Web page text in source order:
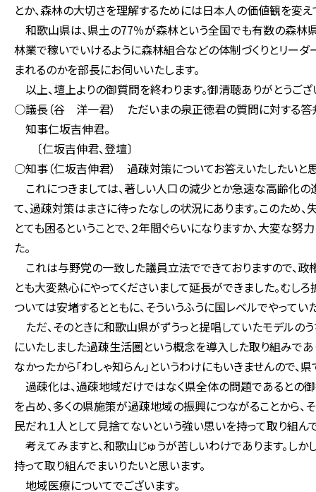
とか、森林の大切さを理解するためには日本人の価値観を変
和歌山県は、県土の77％が森林という全国でも有数の森林
林業で稼いでいけるように森林組合などの体制づくりとリー
まれるのかを部長にお伺いいたします。
以上、壇上よりの御質問を終わります。御清聴ありがとうござ
○議長（谷 洋一君） ただいまの泉正徳君の質問に対する答
知事仁坂吉伸君。
〔仁坂吉伸君、登壇〕
○知事（仁坂吉伸君） 過疎対策についてお答えいたしたいと思
これにつきましては、著しい人口の減少とか急速な高齢化
て、過疎対策はまさに待ったなしの状況にあります。このため
とても困るということで、２年間ぐらいになりますか、大変な
た。
これは与野党の一致した議員立法でできておりますので、政
とも大変熱心にやってくださいまして延長ができました。むし
ついては安堵するとともに、そういうふうに国レベルでやって
ただ、そのときに和歌山県がずうっと提唱していたモデルの
にいたしました過疎生活圏という概念を導入した取り組みであ
なかったから「わしゃ知らん」というわけにもいきませんので、
過疎化は、過疎地域だけではなく県全体の問題であるとの
を占め、多くの県施策が過疎地域の振興につながることから
民だれ１人として見捨てないという強い思いを持って取り組ん
考えてみますと、和歌山じゅうが苦しいわけであります。し
持って取り組んでまいりたいと思います。
地域医療についてでございます。